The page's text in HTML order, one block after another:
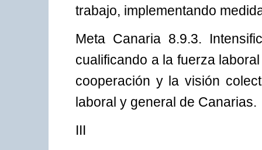
trabajo, implementando
Meta Canaria 8.9.3.
cualificando a la fuerza
cooperación y la visión
laboral y general de Canarias.
III